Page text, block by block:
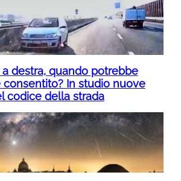
a destra, quando potrebbe
consentito? In studio nuove
codice della strada